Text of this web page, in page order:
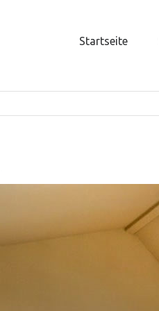
Startseite